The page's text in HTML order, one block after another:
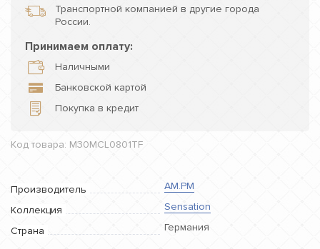
Транспортной компанией в другие города
России.
Принимаем оплату:
Наличными
Банковской картой
Покупка в кредит
Код товара: M30MCL0801TF
Производитель
AM.PM
Коллекция
Sensation
Страна
Германия